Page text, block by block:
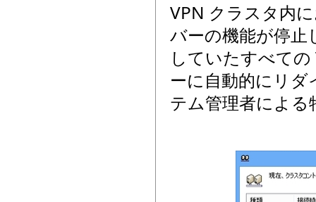
VPN クラスタ内
バーの機能が停止
していたすべて
ーに自動的にリ
テム管理者によ